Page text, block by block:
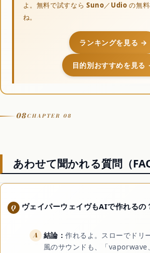
よ。無料で試すなら Suno／ Udio の無
ね。
ランキングを見る →
目的別おすすめを見る
08CHAPTER 08
あわせて聞かれる質問（
ヴェイパーウェイヴもAIで作れるの
結論：作れるよ。スローでドリ
風のサウンドも、「vaporwave